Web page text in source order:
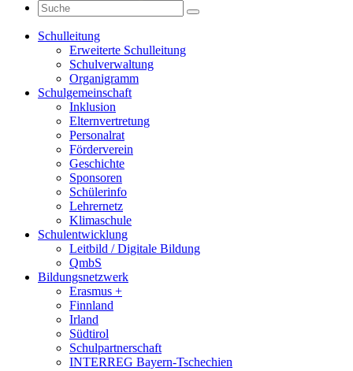
Schulleitung
Erweiterte Schulleitung
Schulverwaltung
Organigramm
Schulgemeinschaft
Inklusion
Elternvertretung
Personalrat
Förderverein
Geschichte
Sponsoren
Schülerinfo
Lehrernetz
Klimaschule
Schulentwicklung
Leitbild / Digitale Bildung
QmbS
Bildungsnetzwerk
Erasmus +
Finnland
Irland
Südtirol
Schul­partner­schaft
INTERREG Bayern-Tschechien